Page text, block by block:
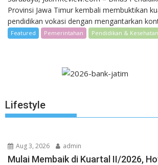
Kunci
Provinsi Jawa Timur kembali membuktikan
pendidikan vokasi dengan mengantarkan
Featured Pemerintahan Pendidikan & Kesehatan
Lifestyle
Aug 3, 2026 admin
Mulai Membaik di Kuartal II/2026,